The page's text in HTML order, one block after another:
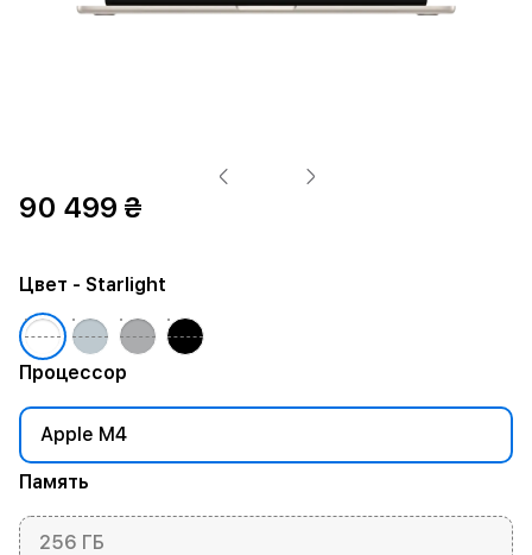
90 499 ₴
Процессор
Apple M4
Память
256 ГБ
Цвет - Starlight